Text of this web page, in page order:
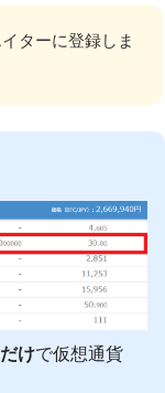
ターに登録しま
けで仮想通貨